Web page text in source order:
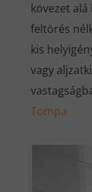
kövezet
feltörés
kis
vagy
Tompa